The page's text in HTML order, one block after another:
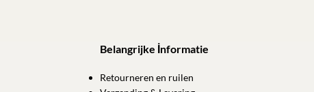
Belangrijke İnformatie
Retourneren en ruilen